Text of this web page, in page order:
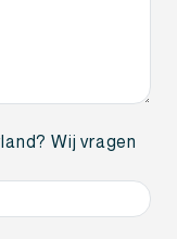
Wij vragen